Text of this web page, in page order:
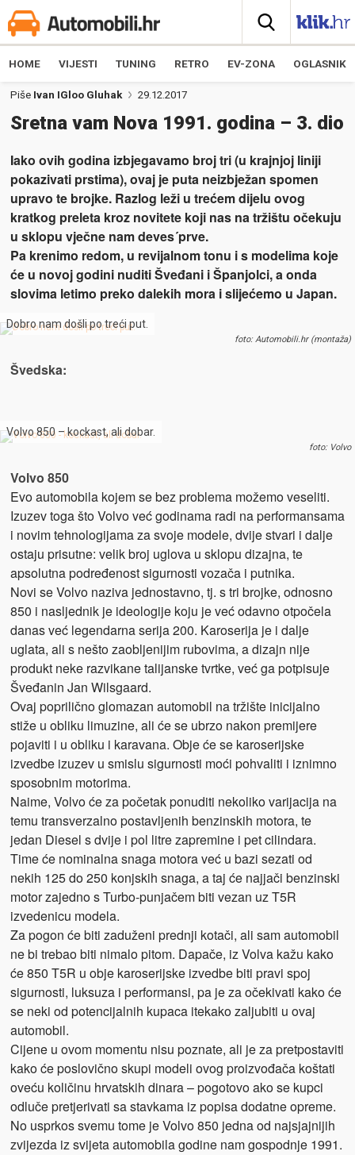
HOME VIJESTI TUNING RETRO EV-ZONA OGLASNIK
Piše Ivan IGloo Gluhak 29.12.2017
Sretna vam Nova 1991. godina – 3. dio
Iako ovih godina izbjegavamo broj tri (u krajnjoj liniji
pokazivati prstima), ovaj je puta neizbježan spomen
upravo te brojke. Razlog leži u trećem dijelu ovog
kratkog preleta kroz novitete koji nas na tržištu očekuju
u sklopu vječne nam deves´prve.
Pa krenimo redom, u revijalnom tonu i s modelima koje
će u novoj godini nuditi Šveđani i Španjolci, a onda
slovima letimo preko dalekih mora i slijećemo u Japan.
Dobro nam došli po treći put.
foto: Automobili.hr (montaža)
Švedska:
Volvo 850 – kockast, ali dobar.
foto: Volvo
Volvo 850
Evo automobila kojem se bez problema možemo veseliti.
Izuzev toga što Volvo već godinama radi na performansama
i novim tehnologijama za svoje modele, dvije stvari i dalje
ostaju prisutne: velik broj uglova u sklopu dizajna, te
apsolutna podređenost sigurnosti vozača i putnika.
Novi se Volvo naziva jednostavno, tj. s tri brojke, odnosno
850 i nasljednik je ideologije koju je već odavno otpočela
danas već legendarna serija 200. Karoserija je i dalje
uglata, ali s nešto zaobljenijim rubovima, a dizajn nije
produkt neke razvikane talijanske tvrtke, već ga potpisuje
Šveđanin Jan Wilsgaard.
Ovaj poprilično glomazan automobil na tržište inicijalno
stiže u obliku limuzine, ali će se ubrzo nakon premijere
pojaviti i u obliku i karavana. Obje će se karoserijske
izvedbe izuzev u smislu sigurnosti moći pohvaliti i iznimno
sposobnim motorima.
Naime, Volvo će za početak ponuditi nekoliko varijacija na
temu transverzalno postavljenih benzinskih motora, te
jedan Diesel s dvije i pol litre zapremine i pet cilindara.
Time će nominalna snaga motora već u bazi sezati od
nekih 125 do 250 konjskih snaga, a taj će najjači benzinski
motor zajedno s Turbo-punjačem biti vezan uz T5R
izvedenicu modela.
Za pogon će biti zaduženi prednji kotači, ali sam automobil
ne bi trebao biti nimalo pitom. Dapače, iz Volva kažu kako
će 850 T5R u obje karoserijske izvedbe biti pravi spoj
sigurnosti, luksuza i performansi, pa je za očekivati kako će
se neki od potencijalnih kupaca itekako zaljubiti u ovaj
automobil.
Cijene u ovom momentu nisu poznate, ali je za pretpostaviti
kako će poslovično skupi modeli ovog proizvođača koštati
oveću količinu hrvatskih dinara – pogotovo ako se kupci
odluče pretjerivati sa stavkama iz popisa dodatne opreme.
No usprkos svemu tome je Volvo 850 jedna od najsjajnijih
zvijezda iz svijeta automobila godine nam gospodnje 1991.